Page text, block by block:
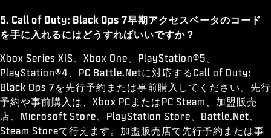
5. Call of Duty: Black Ops 7早期アクセスベータのコード
を手に入れるにはどうすればいいですか？
Xbox Series X|S、Xbox One、PlayStation®5、
PlayStation®4、PC Battle.Netに対応するCall of Duty:
Black Ops 7を先行予約または事前購入してください。先行
予約や事前購入は、Xbox PCまたはPC Steam、加盟販売
店、Microsoft Store、PlayStation Store、Battle.Net、
Steam Storeで行えます。加盟販売店で先行予約または事